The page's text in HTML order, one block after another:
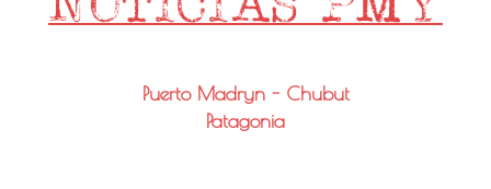
Puerto Madryn - Chubut
Patagonia